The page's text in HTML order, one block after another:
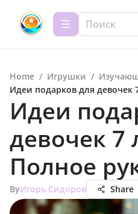
Home / Игрушки /
Идеи подарков для девочек
Идеи
девочек 7
Полное
ByИгорь Сидоров Share